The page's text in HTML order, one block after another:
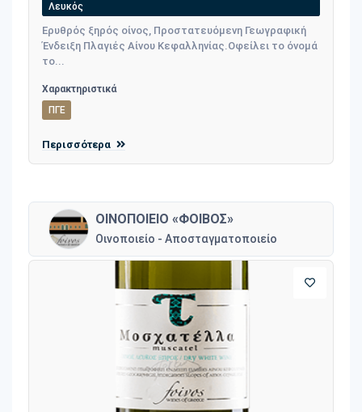
Λευκός
Ερυθρός ξηρός οίνος, Προστατευόμενη Γεωγραφική
Ένδειξη Πλαγιές Αίνου Κεφαλληνίας.Οφείλει το όνομά
το...
Χαρακτηριστικά
ΠΓΕ
Περισσότερα
ΟΙΝΟΠΟΙΕΙΟ «ΦΟΙΒΟΣ»
Οινοποιείο - Αποσταγματοποιείο